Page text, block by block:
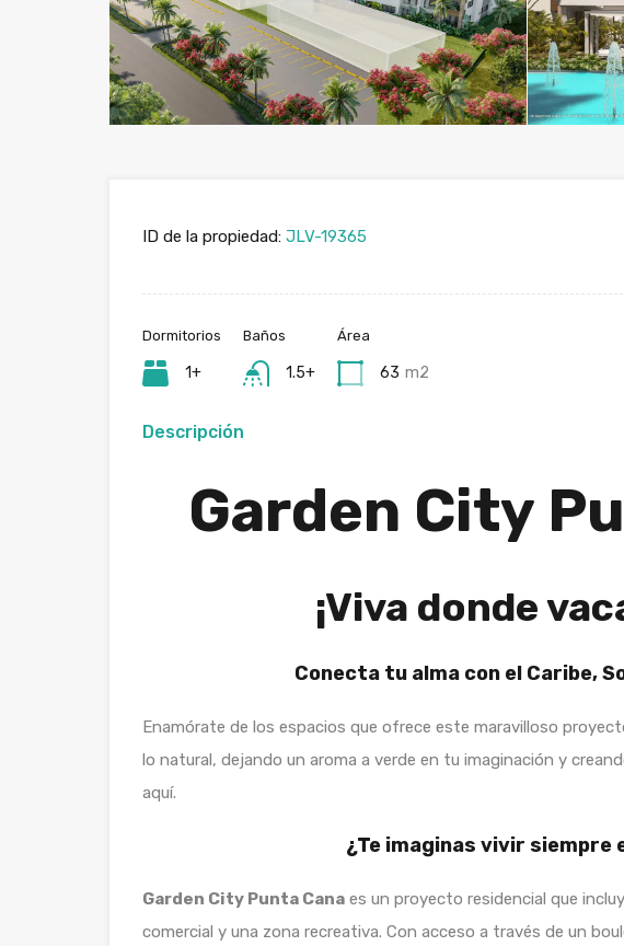
ID de la propiedad: JLV-19365
Dormitorios
1+
Baños
1.5+
Área
63 m2
Descripción
Garden City
¡Viva donde
Conecta tu alma con el Caribe,
Enamórate de los espacios que ofrece este maravilloso
lo natural, dejando un aroma a verde en tu imaginación y
aquí.
¿Te imaginas vivir siempre
Garden City Punta Cana es un proyecto residencial que
comercial y una zona recreativa. Con acceso a través de un